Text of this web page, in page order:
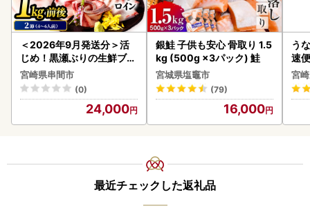
＜2026年9月発送分＞活
じめ！黒瀬ぶりの生鮮ブリ
ロイン2節（1.0kg前後）_
K001-012-2609
宮崎県串間市
(0)
24,000
銀鮭 子供も安心 骨取り 1.5
kg (500g ×3パック) 鮭
宮城県塩竈市
(79)
16,000
う
速
g以
宮
最近チェックした返礼品